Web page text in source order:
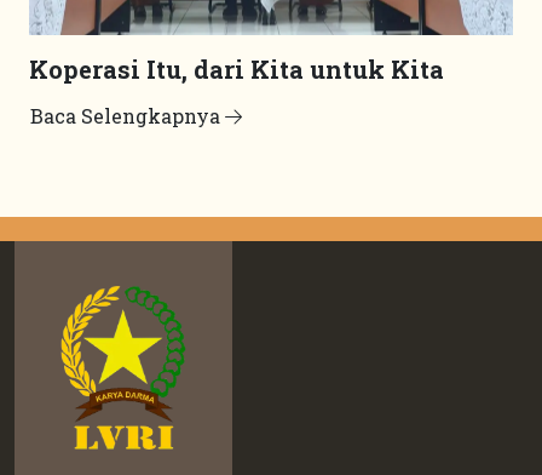
Koperasi Itu, dari Kita untuk Kita
Baca Selengkapnya